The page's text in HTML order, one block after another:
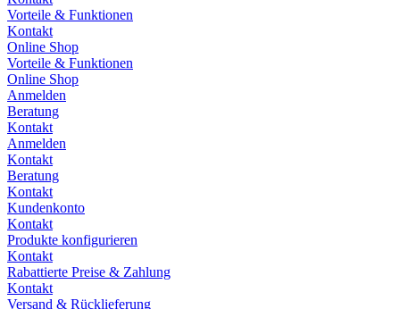
Vorteile & Funktionen
Kontakt
Online Shop
Vorteile & Funktionen
Online Shop
Anmelden
Beratung
Kontakt
Anmelden
Kontakt
Beratung
Kontakt
Kundenkonto
Kontakt
Produkte konfigurieren
Kontakt
Rabattierte Preise & Zahlung
Kontakt
Versand & Rücklieferung